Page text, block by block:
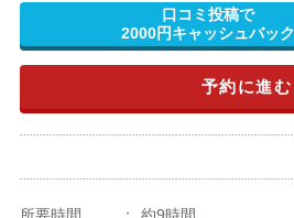
口コミ投稿で
2000円キャッシュバック
予約に進む